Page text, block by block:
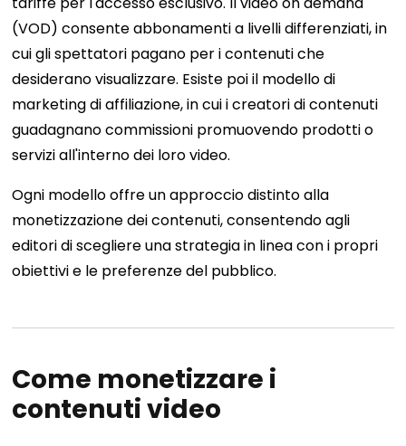
(VOD) consente abbonamenti a livelli differenziati, in
cui gli spettatori pagano per i contenuti che
desiderano visualizzare. Esiste poi il modello di
marketing di affiliazione, in cui i creatori di contenuti
guadagnano commissioni promuovendo prodotti o
servizi all'interno dei loro video.
Ogni modello offre un approccio distinto alla
monetizzazione dei contenuti, consentendo agli
editori di scegliere una strategia in linea con i propri
obiettivi e le preferenze del pubblico.
Come monetizzare i
contenuti video